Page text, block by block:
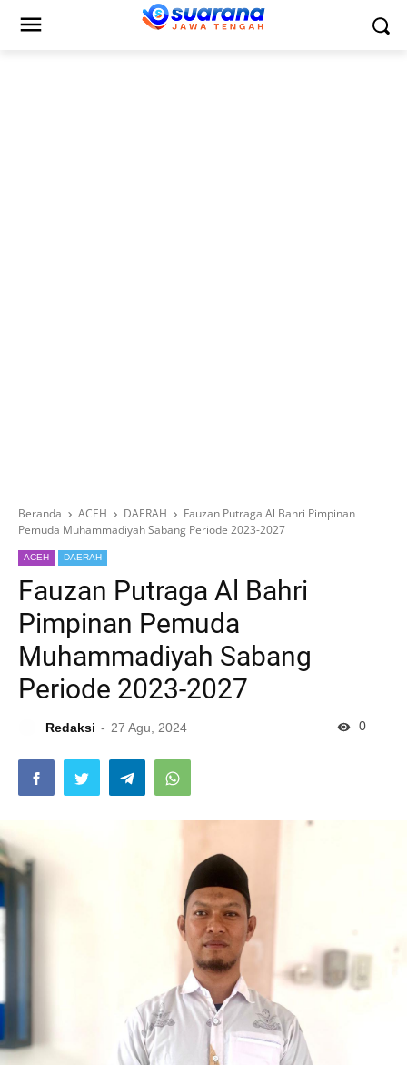
Beranda ACEH DAERAH
Fauzan Putraga Al Bahri Pimpinan
Pemuda Muhammadiyah Sabang Periode 2023-2027
ACEH DAERAH
Fauzan Putraga Al Bahri
Pimpinan Pemuda
Muhammadiyah Sabang
Periode 2023-2027
Redaksi 27 Agu, 2024 0